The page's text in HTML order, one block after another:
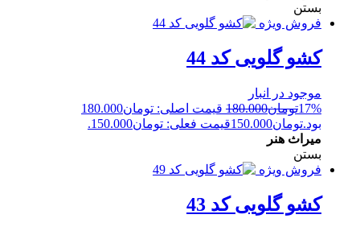
بستن
فروش ویژه
کشو گلویی کد 44
موجود در انبار
17%تومان180.000
قیمت اصلی: تومان180.000
بود.تومان150.000قیمت فعلی: تومان150.000.
میراث هنر
بستن
فروش ویژه
کشو گلویی کد 43